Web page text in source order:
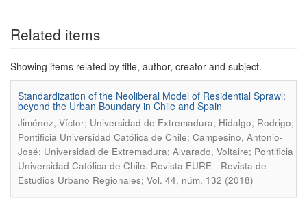
Related items
Showing items related by title, author, creator and subject.
Standardization of the Neoliberal Model of Residential Sprawl:
beyond the Urban Boundary in Chile and Spain
Jiménez, Víctor; Universidad de Extremadura; Hidalgo, Rodrigo;
Pontificia Universidad Católica de Chile; Campesino, Antonio-
José; Universidad de Extremadura; Alvarado, Voltaire; Pontificia
Universidad Católica de Chile. Revista EURE - Revista de
Estudios Urbano Regionales; Vol. 44, núm. 132 (2018)